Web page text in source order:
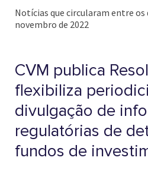
Notícias que circularam entre os
novembro de 2022
CVM publica
flexibiliza
divulgação de
regulatórias de
fundos de